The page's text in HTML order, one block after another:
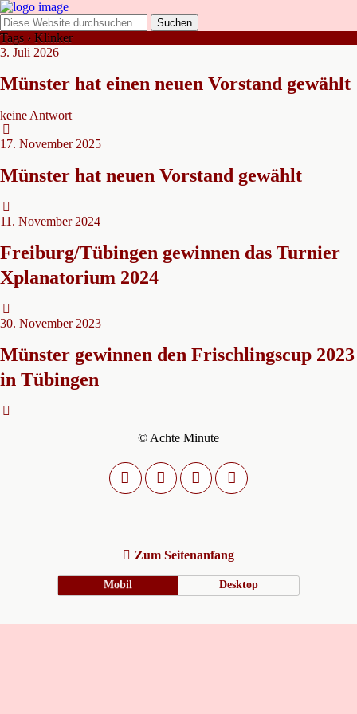
Tags › Klinker
3. Juli 2026
Münster hat einen neuen Vorstand gewählt
keine Antwort
17. November 2025
Münster hat neuen Vorstand gewählt
11. November 2024
Freiburg/Tübingen gewinnen das Turnier
Xplanatorium 2024
30. November 2023
Münster gewinnen den Frischlingscup 2023
in Tübingen
© Achte Minute
Zum Seitenanfang
Mobil Desktop